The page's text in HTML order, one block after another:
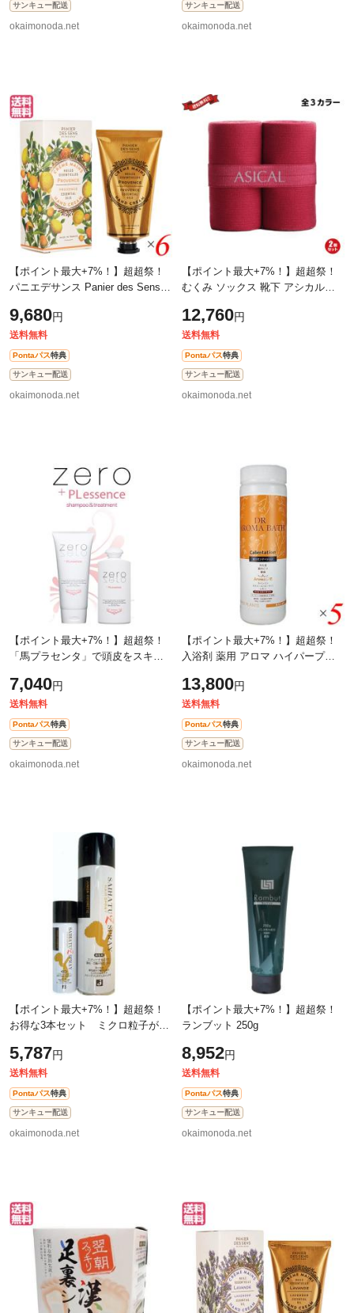
サンキュー配送
okaimonoda.net
サンキュー配送
okaimonoda.net
【ポイント最大+7%！】超超祭！
パニエデサンス Panier des Sens
75mL プロバンス 6本セット 送料
無料
9,680円
送料無料
Pontaパス特典
サンキュー配送
okaimonoda.net
【ポイント最大+7%！】超超祭！
むくみ ソックス 靴下 アシカルバ
個セット
12,760円
送料無料
Pontaパス特典
サンキュー配送
okaimonoda.net
【ポイント最大+7%！】超超祭！
「馬プラセンタ」で頭皮をスキン
ー＆トリートメント
7,040円
送料無料
Pontaパス特典
サンキュー配送
okaimonoda.net
【ポイント最大+7%！】超超祭！
入浴剤 薬用 アロマ ハイパープラ
マバス 医薬部外品 カリエンテーシ
ョン 50
13,800円
送料無料
Pontaパス特典
サンキュー配送
okaimonoda.net
【ポイント最大+7%！】超超祭！
お得な3本セット ミクロ粒子が薄
本体 280ml + ミニ 70ml セット
5,787円
送料無料
Pontaパス特典
サンキュー配送
okaimonoda.net
【ポイント最大+7%！】超超祭！
ランブット 250g
8,952円
送料無料
Pontaパス特典
サンキュー配送
okaimonoda.net